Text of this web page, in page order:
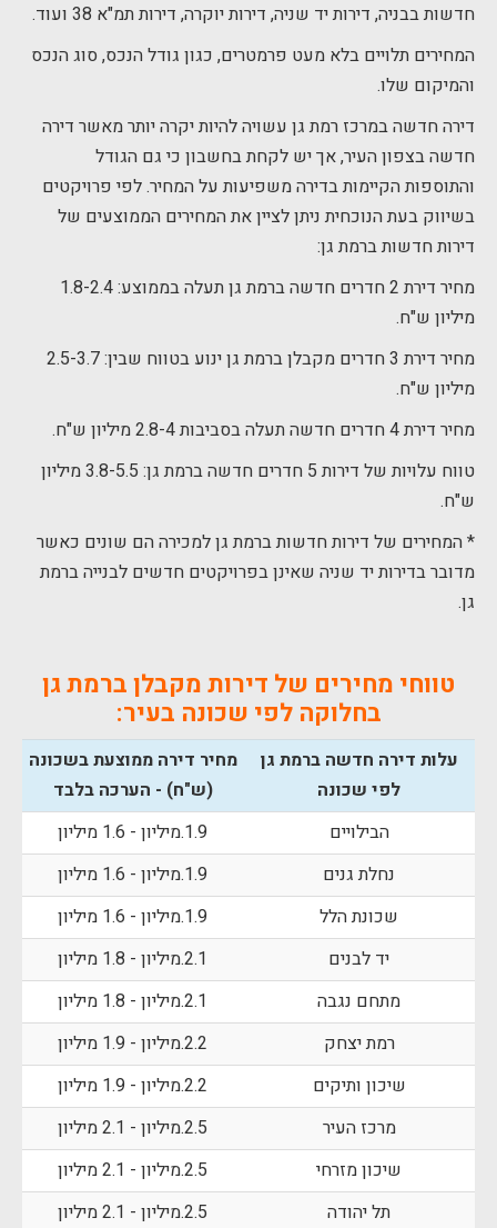
חדשות בבניה, דירות יד שניה, דירות יוקרה, דירות תמ"א 38 ועוד.
המחירים תלויים בלא מעט פרמטרים, כגון גודל הנכס, סוג הנכס
והמיקום שלו.
דירה חדשה במרכז רמת גן עשויה להיות יקרה יותר מאשר דירה
חדשה בצפון העיר, אך יש לקחת בחשבון כי גם הגודל
והתוספות הקיימות בדירה משפיעות על המחיר. לפי פרויקטים
בשיווק בעת הנוכחית ניתן לציין את המחירים הממוצעים של
דירות חדשות ברמת גן:
מחיר דירת 2 חדרים חדשה ברמת גן תעלה בממוצע: 1.8-2.4
מיליון ש"ח.
מחיר דירת 3 חדרים מקבלן ברמת גן ינוע בטווח שבין: 2.5-3.7
מיליון ש"ח.
מחיר דירת 4 חדרים חדשה תעלה בסביבות 2.8-4 מיליון ש"ח.
טווח עלויות של דירות 5 חדרים חדשה ברמת גן: 3.8-5.5 מיליון
ש"ח.
* המחירים של דירות חדשות ברמת גן למכירה הם שונים כאשר
מדובר בדירות יד שניה שאינן בפרויקטים חדשים לבנייה ברמת
גן.
טווחי מחירים של דירות מקבלן ברמת גן
בחלוקה לפי שכונה בעיר:
עלות דירה חדשה ברמת גן
לפי שכונה
מחיר דירה ממוצעת בשכונה
(ש"ח) - הערכה בלבד
הבילויים
1.9.מיליון - 1.6 מיליון
נחלת גנים
1.9.מיליון - 1.6 מיליון
שכונת הלל
1.9.מיליון - 1.6 מיליון
יד לבנים
2.1.מיליון - 1.8 מיליון
מתחם נגבה
2.1.מיליון - 1.8 מיליון
רמת יצחק
2.2.מיליון - 1.9 מיליון
שיכון ותיקים
2.2.מיליון - 1.9 מיליון
מרכז העיר
2.5.מיליון - 2.1 מיליון
שיכון מזרחי
2.5.מיליון - 2.1 מיליון
תל יהודה
2.5.מיליון - 2.1 מיליון